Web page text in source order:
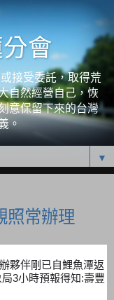
會
接受委託，取得荒
自然經營自己，恢
意保留下來的台灣
。
▼
照常辦理
夥伴剛已自鯉魚潭返
3小時預報得知:壽豐